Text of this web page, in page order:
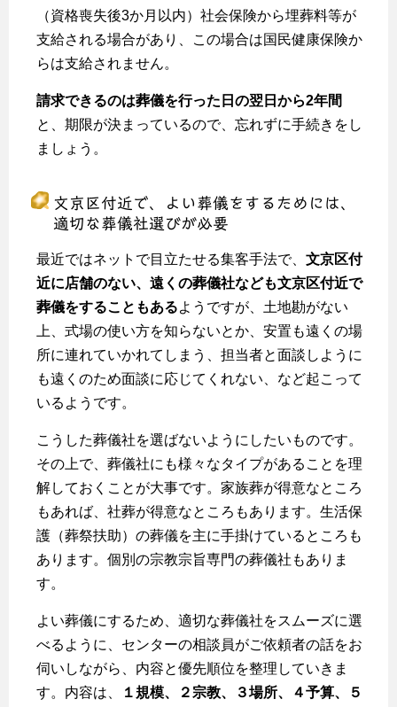
（資格喪失後3か月以内）社会保険から埋葬料等が
支給される場合があり、この場合は国民健康保険か
らは支給されません。
請求できるのは葬儀を行った日の翌日から2年間
と、期限が決まっているので、忘れずに手続きをし
ましょう。
文京区付近で、よい葬儀をするためには、
適切な葬儀社選びが必要
最近ではネットで目立たせる集客手法で、 文京区付
近に店舗のない、遠くの葬儀社なども文京区付近で
葬儀をすることもあるようですが、土地勘がない
上、式場の使い方を知らないとか、安置も遠くの場
所に連れていかれてしまう、担当者と面談しように
も遠くのため面談に応じてくれない、など起こって
いるようです。
こうした葬儀社を選ばないようにしたいものです。
その上で、葬儀社にも様々なタイプがあることを理
解しておくことが大事です。家族葬が得意なところ
もあれば、社葬が得意なところもあります。生活保
護（葬祭扶助）の葬儀を主に手掛けているところも
あります。個別の宗教宗旨専門の葬儀社もありま
す。
よい葬儀にするため、適切な葬儀社をスムーズに選
べるように、センターの相談員がご依頼者の話をお
伺いしながら、内容と優先順位を整理していきま
す。内容は、
１規模、２宗教、３場所、４予算、５